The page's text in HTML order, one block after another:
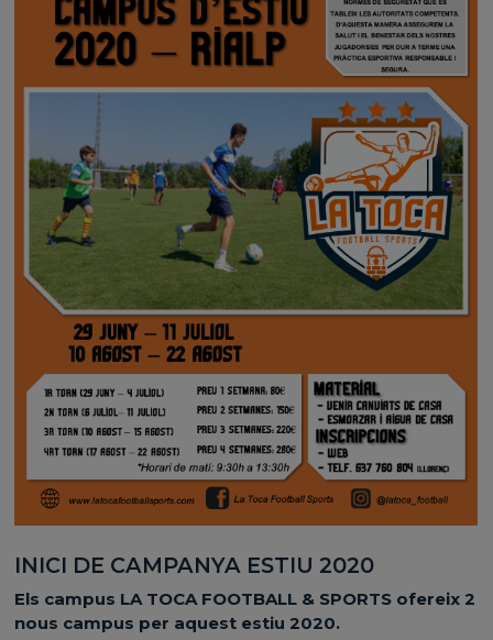
INICI DE CAMPANYA ESTIU 2020
Els campus LA TOCA FOOTBALL & SPORTS ofereix 2
nous campus per aquest estiu 2020.